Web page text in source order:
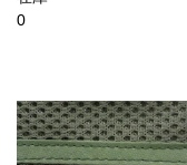
0